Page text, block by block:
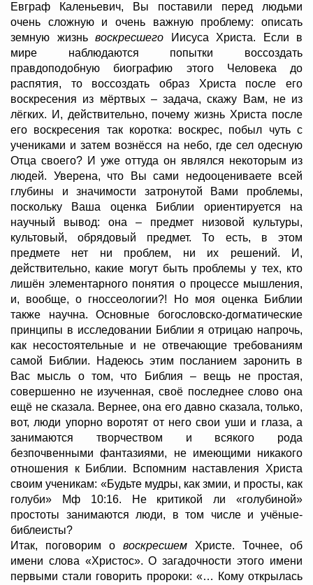
Евграф Каленьевич, Вы поставили перед людьми
очень сложную и очень важную проблему: описать
земную жизнь воскресшего Иисуса Христа. Если в
мире наблюдаются попытки воссоздать
правдоподобную биографию этого Человека до
распятия, то воссоздать образ Христа после его
воскресения из мёртвых – задача, скажу Вам, не из
лёгких. И, действительно, почему жизнь Христа после
его воскресения так коротка: воскрес, побыл чуть с
учениками и затем вознёсся на небо, где сел одесную
Отца своего? И уже оттуда он являлся некоторым из
людей. Уверена, что Вы сами недооцениваете всей
глубины и значимости затронутой Вами проблемы,
поскольку Ваша оценка Библии ориентируется на
научный вывод: она – предмет низовой культуры,
культовый, обрядовый предмет. То есть, в этом
предмете нет ни проблем, ни их решений. И,
действительно, какие могут быть проблемы у тех, кто
лишён элементарного понятия о процессе мышления,
и, вообще, о гноссеологии?! Но моя оценка Библии
также научна. Основные богословско-догматические
принципы в исследовании Библии я отрицаю напрочь,
как несостоятельные и не отвечающие требованиям
самой Библии. Надеюсь этим посланием заронить в
Вас мысль о том, что Библия – вещь не простая,
совершенно не изученная, своё последнее слово она
ещё не сказала. Вернее, она его давно сказала, только,
вот, люди упорно воротят от него свои уши и глаза, а
занимаются творчеством и всякого рода
безпочвенными фантазиями, не имеющими никакого
отношения к Библии. Вспомним наставления Христа
своим ученикам: «Будьте мудры, как змии, и просты, как
голуби» Мф 10:16. Не критикой ли «голубиной»
простоты занимаются люди, в том числе и учёные-
библеисты?
Итак, поговорим о воскресшем Христе. Точнее, об
имени слова «Христос». О загадочности этого имени
первыми стали говорить пророки: «… Кому открылась